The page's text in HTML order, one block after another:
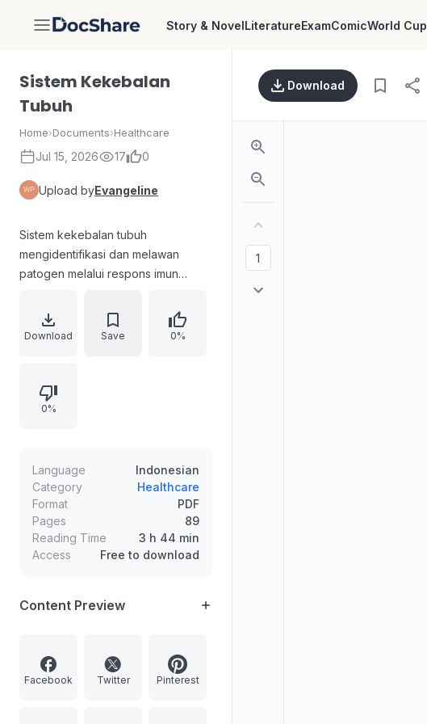
DocShare Story & NovelLiteratureExamComicWorld Cup
Sistem Kekebalan
Tubuh
Home›Documents›Healthcare
Jul 15, 2026 17 0
Upload byEvangeline
Sistem kekebalan tubuh
mengidentifikasi dan melawan
patogen melalui respons imun
tubuh meliputi pengenalan antigen,
aktivasi berbagai sel imun, serta
ancaman tertentu. Dokumen juga
membahas peran organ dan
mencegah infeksi.
Download Save 0%
0%
Language
Indonesian
Category
Healthcare
Format
PDF
Pages
89
Reading Time
3 h 44 min
Access
Free to download
Content Preview
Facebook Twitter Pinterest
Download